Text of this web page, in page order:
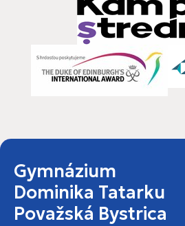
Gymnázium
Dominika Tatarku
Považská Bystrica